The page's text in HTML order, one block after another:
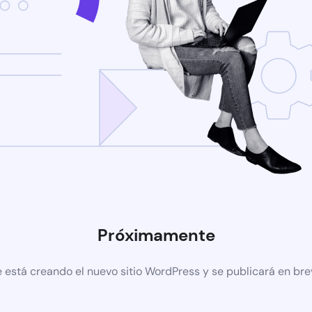
Próximamente
está creando el nuevo sitio WordPress y se publicará en